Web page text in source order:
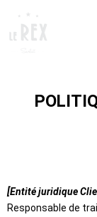
[Entité juridique
Responsable de